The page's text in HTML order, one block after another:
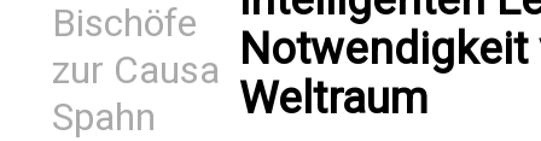
Bischöfe
zur Causa
Spahn
Notwendigkeit
Weltraum